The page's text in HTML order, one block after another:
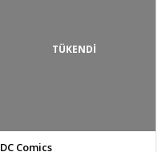
TÜKENDİ
DC Comics